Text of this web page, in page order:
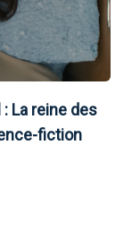
La reine des
fiction